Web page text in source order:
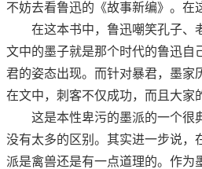
不妨去看鲁迅的《故事新编》。在
在这本书中，鲁迅嘲笑孔子、老
文中的墨子就是那个时代的鲁迅自
君的姿态出现。而针对暴君，墨家
在文中，刺客不仅成功，而且大家
这是本性卑污的墨派的一个很典
没有太多的区别。其实进一步说，
派是禽兽还是有一点道理的。作为